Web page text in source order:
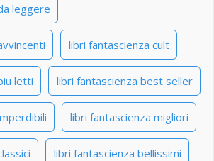
leggere
libri fantascienza cult
letti libri fantascienza best seller
libri fantascienza migliori
libri fantascienza bellissimi